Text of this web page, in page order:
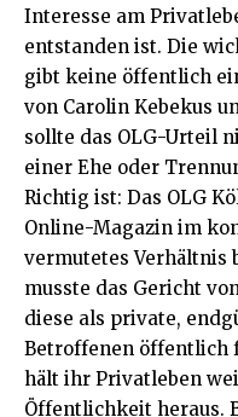
Interesse am
entstanden ist. Die
gibt keine öffentlich
von Carolin Kebekus
sollte das OLG-Urteil
einer Ehe oder
Richtig ist: Das OLG
Online-Magazin im
vermutetes Verhältnis
musste das Gericht
diese als private,
Betroffenen öffentlich
hält ihr Privatleben
Öffentlichkeit heraus.